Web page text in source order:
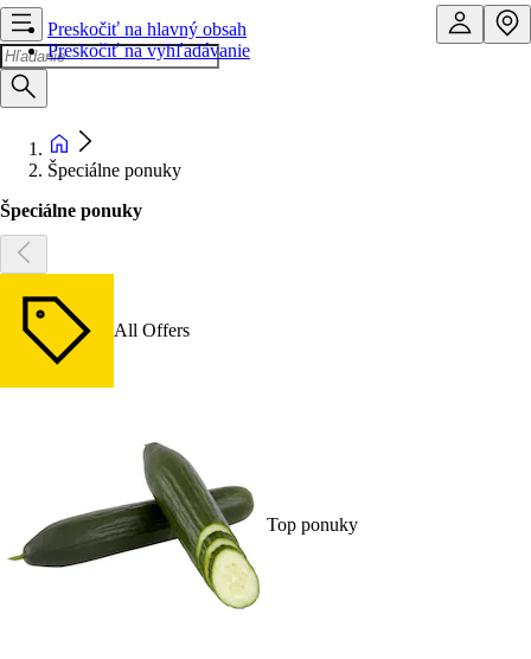
Preskočiť na hlavný obsah
Preskočiť na vyhľadávanie
Špeciálne ponuky
Špeciálne ponuky
All Offers
Top ponuky